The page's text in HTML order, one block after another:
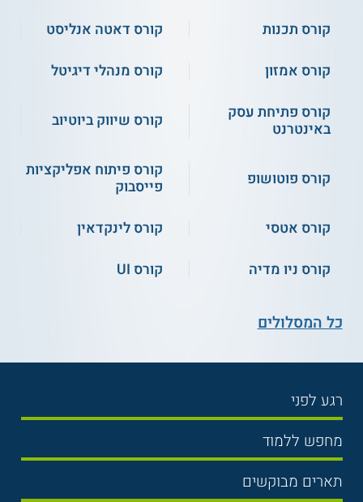
קורס תכנות
קורס דאטה אנליסט
קורס אמזון
קורס מנהלי דיגיטל
קורס פתיחת עסק
באינטרנט
קורס שיווק ביוטיוב
קורס פוטושופ
קורס פיתוח אפליקציות
פייסבוק
קורס אטסי
קורס לינקדאין
קורס ניו מדיה
קורס UI
כל המסלולים
רגע לפני
בחירת לימודים
תנאי קבלה
שכר לימוד
מחפש ללמוד
תואר ראשון
תארים מבוקשים